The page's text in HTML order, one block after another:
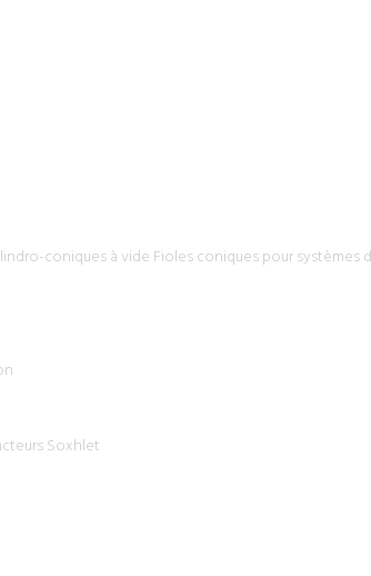
coniques à vide Fioles coniques pour systèmes
Soxhlet